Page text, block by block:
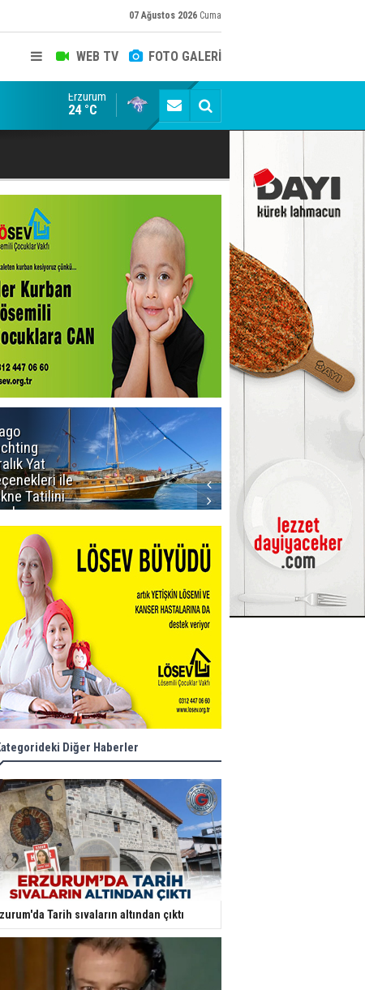
07 Ağustos 2026 Cuma
WEB TV FOTO GALERİ
AHBAP Derneği'nin feshi için kayyum atandı
Erzurum
24 °C
Yat
ile
Tatilini
kutlandı
Diğer Haberler
Tarih sıvaların altından çıktı